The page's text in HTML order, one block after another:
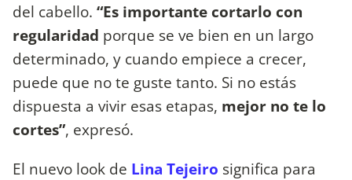
del cabello. “Es importante cortarlo con
regularidad porque se ve bien en un largo
determinado, y cuando empiece a crecer,
puede que no te guste tanto. Si no estás
dispuesta a vivir esas etapas, mejor no te lo
cortes”, expresó.
El nuevo look de Lina Tejeiro significa para